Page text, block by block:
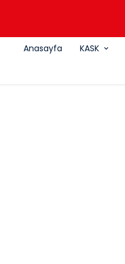
Anasayfa KASK